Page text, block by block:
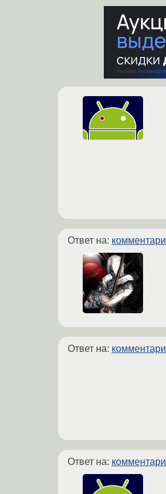
Ответ на:
Ответ на:
Ответ на: